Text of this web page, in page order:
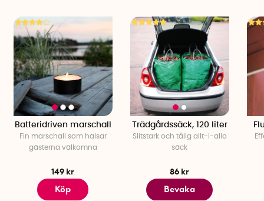
Vikt: 3300 gram
Värmetålig upp till 250°C i ugnen
Fungerar även på induktionsspis
Batteridriven marschall
Fin marschall som hälsar
gästerna välkomna
149 kr
Köp
Trädgårdssäck, 120 liter
Slitstark och tålig allt-i-allo
säck
86 kr
Bevaka